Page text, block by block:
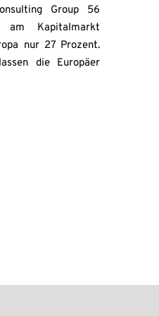
Group 56
am Kapitalmarkt
nur 27 Prozent.
die Europäer